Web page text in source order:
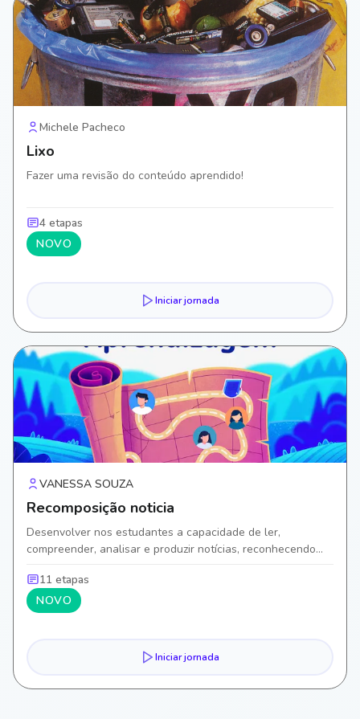
Michele Pacheco
Lixo
Fazer uma revisão do conteúdo aprendido!
4 etapas
NOVO
Iniciar jornada
VANESSA SOUZA
Recomposição noticia
Desenvolver nos estudantes a capacidade de ler,
compreender, analisar e produzir notícias, reconhecendo
comunicativa.
11 etapas
NOVO
Iniciar jornada